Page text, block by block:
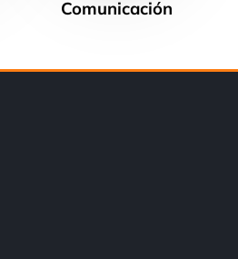
Comunicación